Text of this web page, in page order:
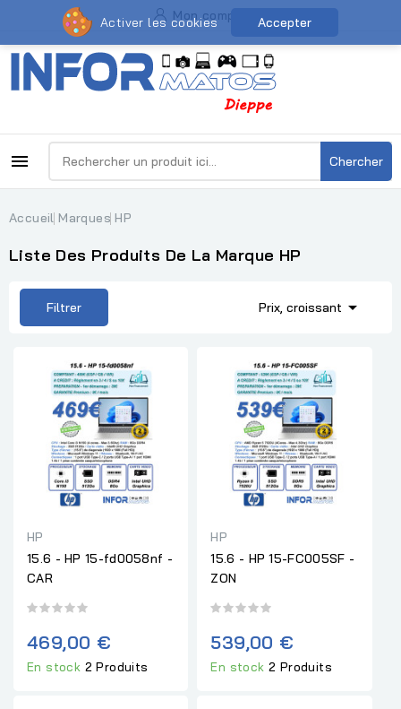
Mon compte
 Chercher
Accueil Marques HP
Liste Des Produits De La Marque HP
Filtrer Prix, croissant 
HP
15.6 - HP 15-fd0058nf -
CAR
469,00 €
En stock 2 Produits
HP
15.6 - HP 15-FC005SF -
ZON
539,00 €
En stock2 Produits
Activer les cookies Accepter